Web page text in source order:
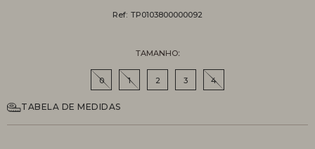
Ref: TP0103800000092
TAMANHO
0 1 2 3 4
TABELA DE MEDIDAS